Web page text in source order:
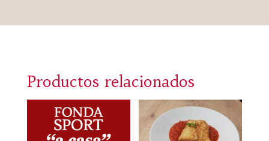
Productos relacionados